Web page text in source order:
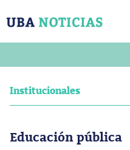
Institucionales
Educación pública